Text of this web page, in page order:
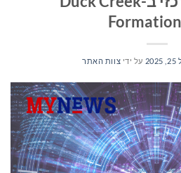
על ידי צוות האתר